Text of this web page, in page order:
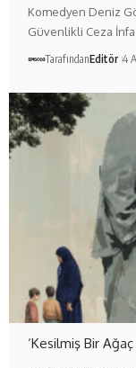
Komedyen Deniz
Güvenlikli Ceza
TarafındanEditör 4
‘Kesilmiş Bir